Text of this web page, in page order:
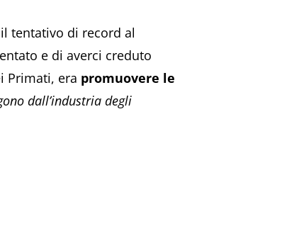
tentativo di record al
e di averci creduto
Primati, era promuovere le
dall’industria degli